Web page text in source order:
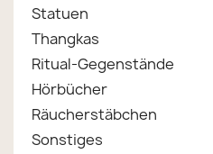
Statuen
Thangkas
Ritual-Gegenstände
Hörbücher
Räucherstäbchen
Sonstiges